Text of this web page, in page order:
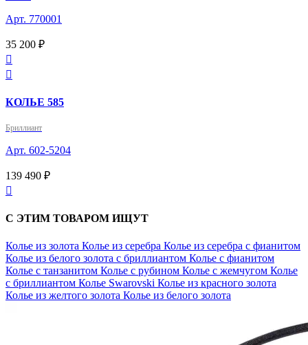
Арт. 770001
35 200 ₽


КОЛЬЕ 585
Бриллиант
Арт. 602-5204
139 490 ₽

С ЭТИМ ТОВАРОМ ИЩУТ
Колье из золота Колье из серебра Колье из серебра с фианитом
Колье из белого золота с бриллиантом Колье с фианитом
Колье с танзанитом Колье с рубином Колье с жемчугом Колье
с бриллиантом Колье Swarovski Колье из красного золота
Колье из желтого золота Колье из белого золота